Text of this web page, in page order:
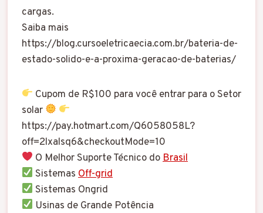
cargas.
Saiba mais
https://blog.cursoeletricaecia.com.br/bateria-de-
estado-solido-e-a-proxima-geracao-de-baterias/
Cupom de R$100 para você entrar para o Setor
solar
https://pay.hotmart.com/Q6058058L?
off=2lxalsq6&checkoutMode=10
O Melhor Suporte Técnico doBrasil
Sistemas Off-grid
Sistemas Ongrid
Usinas de Grande Potência